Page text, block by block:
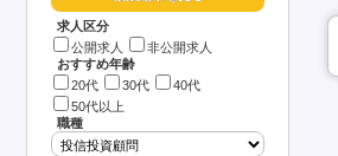
求人区分
公開求人
非公開求人
おすすめ年齢
20代
30代
40代
50代以上
職種